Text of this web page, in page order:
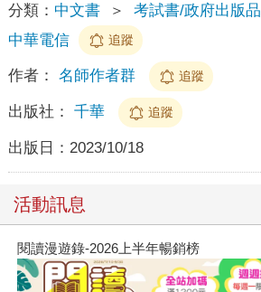
分類： 中文書 ＞ 考試書/政府出版品
中華電信
追蹤
作者： 名師作者群 追蹤
出版社： 千華 追蹤
出版日： 2023/10/18
活動訊息
閱讀漫遊錄-2026上半年暢銷榜